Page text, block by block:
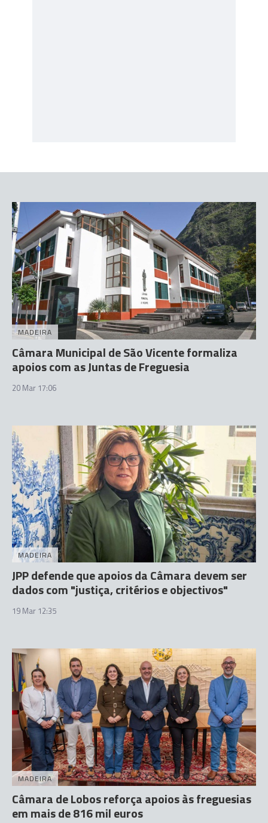
MADEIRA
Câmara Municipal de São Vicente formaliza
apoios com as Juntas de Freguesia
20 Mar 17:06
MADEIRA
JPP defende que apoios da Câmara devem ser
dados com "justiça, critérios e objectivos"
19 Mar 12:35
MADEIRA
Câmara de Lobos reforça apoios às freguesias
em mais de 816 mil euros